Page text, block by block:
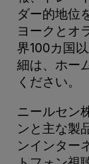
ダー的地位
ヨークとオ
界100カ国
細は、ホー
ください。
ニールセン
ンと主な製
ンインター